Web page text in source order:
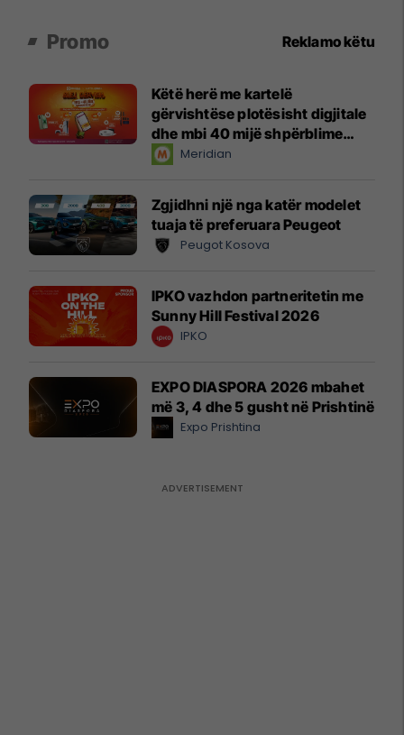
Promo Reklamo këtu
Këtë herë me kartelë
gërvishtëse plotësisht digjitale
dhe mbi 40 mijë shpërblime
instant!Meridian
Zgjidhni një nga katër modelet
tuaja të preferuara Peugeot
Peugot Kosova
IPKO vazhdon partneritetin me
Sunny Hill Festival 2026
IPKO
EXPO DIASPORA 2026 mbahet
më 3, 4 dhe 5 gusht në Prishtinë
Expo Prishtina